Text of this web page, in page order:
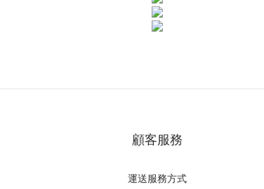
顧客服務
運送服務方式